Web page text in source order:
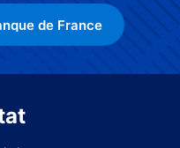
de France